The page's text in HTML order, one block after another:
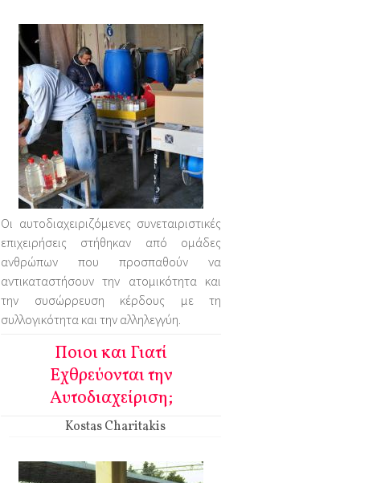
Οι αυτοδιαχειριζόμενες συνεταιριστικές
επιχειρήσεις στήθηκαν από ομάδες
ανθρώπων που προσπαθούν να
αντικαταστήσουν την ατομικότητα και
την συσώρρευση κέρδους με τη
συλλογικότητα και την αλληλεγγύη.
Ποιοι και Γιατί
Εχθρεύονται την
Αυτοδιαχείριση;
Kostas Charitakis